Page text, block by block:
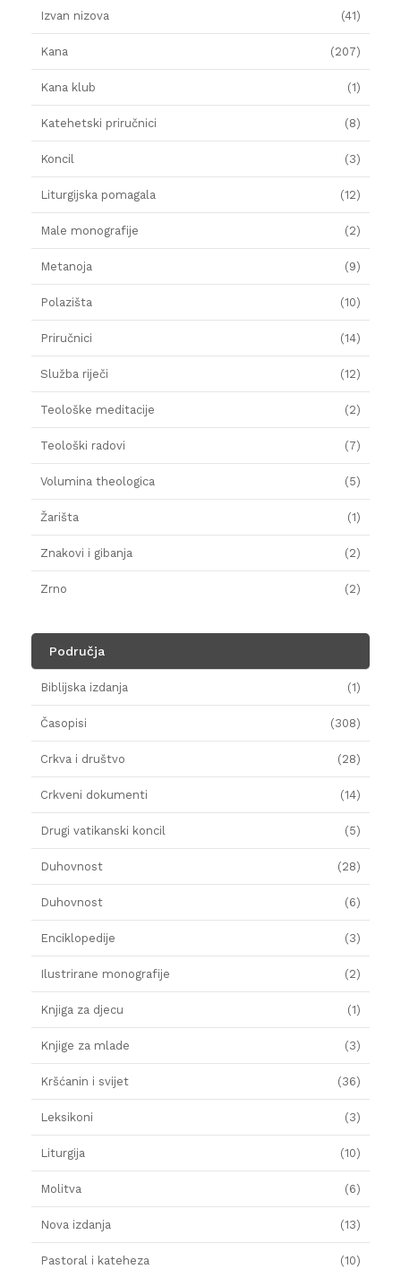
Izvan nizova (41)
Kana (207)
Kana klub (1)
Katehetski priručnici (8)
Koncil (3)
Liturgijska pomagala (12)
Male monografije (2)
Metanoja (9)
Polazišta (10)
Priručnici (14)
Služba riječi (12)
Teološke meditacije (2)
Teološki radovi (7)
Volumina theologica (5)
Žarišta (1)
Znakovi i gibanja (2)
Zrno (2)
Područja
Biblijska izdanja (1)
Časopisi (308)
Crkva i društvo (28)
Crkveni dokumenti (14)
Drugi vatikanski koncil (5)
Duhovnost (28)
Duhovnost (6)
Enciklopedije (3)
Ilustrirane monografije (2)
Knjiga za djecu (1)
Knjige za mlade (3)
Kršćanin i svijet (36)
Leksikoni (3)
Liturgija (10)
Molitva (6)
Nova izdanja (13)
Pastoral i kateheza (10)